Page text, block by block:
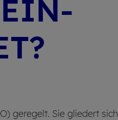
geregelt. Sie gliedert sich